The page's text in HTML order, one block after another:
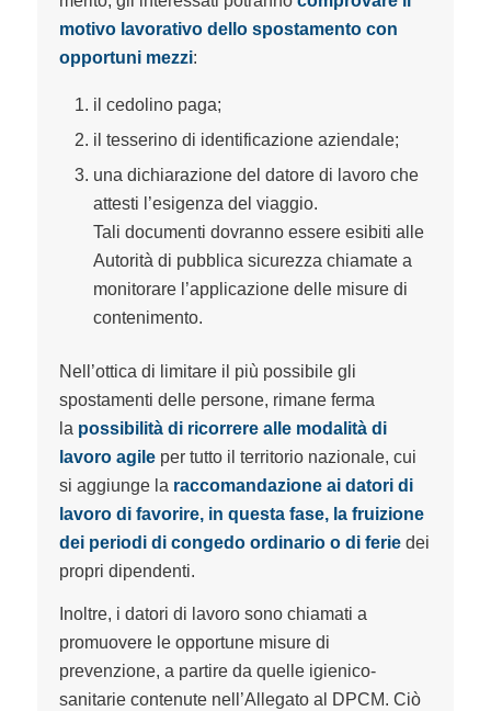
motivo lavorativo dello spostamento con
opportuni mezzi:
il cedolino paga;
il tesserino di identificazione aziendale;
una dichiarazione del datore di lavoro che
attesti l’esigenza del viaggio.
Tali documenti dovranno essere esibiti alle
Autorità di pubblica sicurezza chiamate a
monitorare l’applicazione delle misure di
contenimento.
Nell’ottica di limitare il più possibile gli
spostamenti delle persone, rimane ferma
la possibilità di ricorrere alle modalità di
lavoro agileper tutto il territorio nazionale, cui
si aggiunge la raccomandazione ai datori di
lavoro di favorire, in questa fase, la fruizione
dei periodi di congedo ordinario o di feriedei
propri dipendenti.
Inoltre, i datori di lavoro sono chiamati a
promuovere le opportune misure di
prevenzione, a partire da quelle igienico-
sanitarie contenute nell’Allegato al DPCM. Ciò